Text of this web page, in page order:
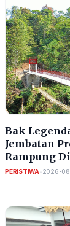
Bak
Jembatan
Rampung
Bulan
PERISTIWA•2026-